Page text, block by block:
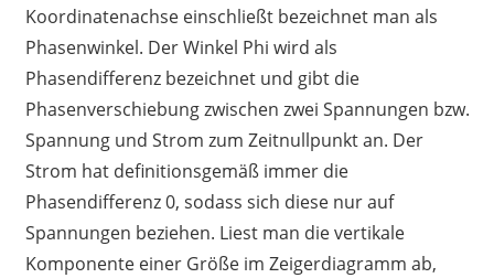
Koordinatenachse einschließt bezeichnet man als
Phasenwinkel. Der Winkel Phi wird als
Phasendifferenz bezeichnet und gibt die
Phasenverschiebung zwischen zwei Spannungen bzw.
Spannung und Strom zum Zeitnullpunkt an. Der
Strom hat definitionsgemäß immer die
Phasendifferenz 0, sodass sich diese nur auf
Spannungen beziehen. Liest man die vertikale
Komponente einer Größe im Zeigerdiagramm ab,